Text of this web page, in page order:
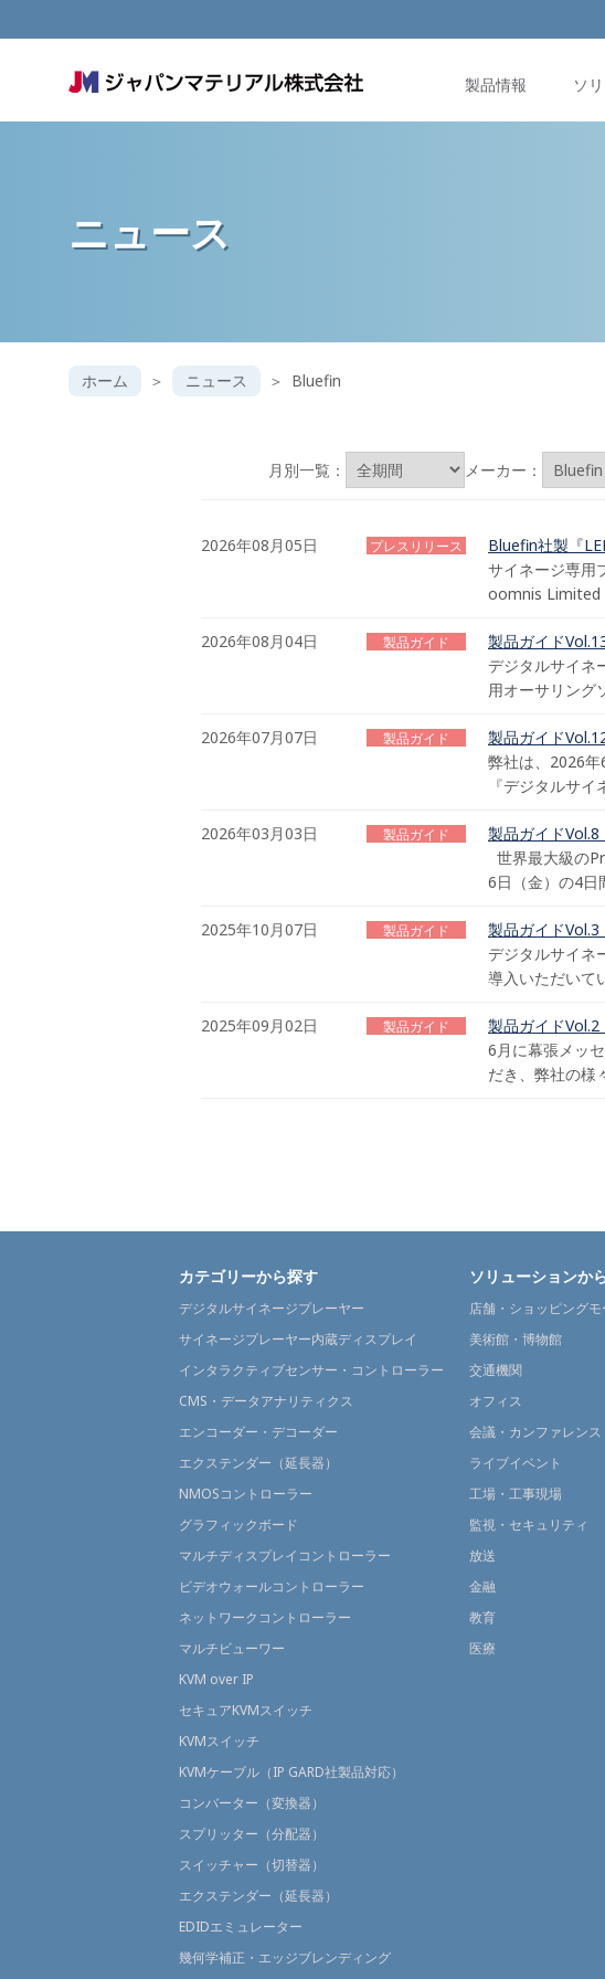
製品情報 ソ
ニュース
ホーム ニュース Bluefin
月別一覧： メーカー：
2026年08月05日 プレスリリース
Bluefin社製『
サイネージ専用
oomnis Limited
2026年08月04日 製品ガイド
製品ガイド
デジタルサイネ
用オーサリング
2026年07月07日 製品ガイド
製品ガイド
弊社は、2026
『デジタルサ
2026年03月03日 製品ガイド
製品ガイド
世界最大級の
6日（金）の4
2025年10月07日 製品ガイド
製品ガイド
デジタルサイネ
導入いただいて
2025年09月02日 製品ガイド
製品ガイド
6月に幕張メッ
だき、弊社の様
カテゴリーから探す
デジタルサイネージプレーヤー
サイネージプレーヤー内蔵ディスプレイ
インタラクティブセンサー・コントローラー
CMS・データアナリティクス
エンコーダー・デコーダー
エクステンダー（延長器）
NMOSコントローラー
グラフィックボード
マルチディスプレイコントローラー
ビデオウォールコントローラー
ネットワークコントローラー
マルチビューワー
KVM over IP
セキュアKVMスイッチ
KVMスイッチ
KVMケーブル（IP GARD社製品対応）
コンバーター（変換器）
スプリッター（分配器）
スイッチャー（切替器）
エクステンダー（延長器）
EDIDエミュレーター
幾何学補正・エッジブレンディング
ソリューションか
店舗・ショッピング
美術館・博物館
交通機関
オフィス
会議・カンファレンス
ライブイベント
工場・工事現場
監視・セキュリティ
放送
金融
教育
医療